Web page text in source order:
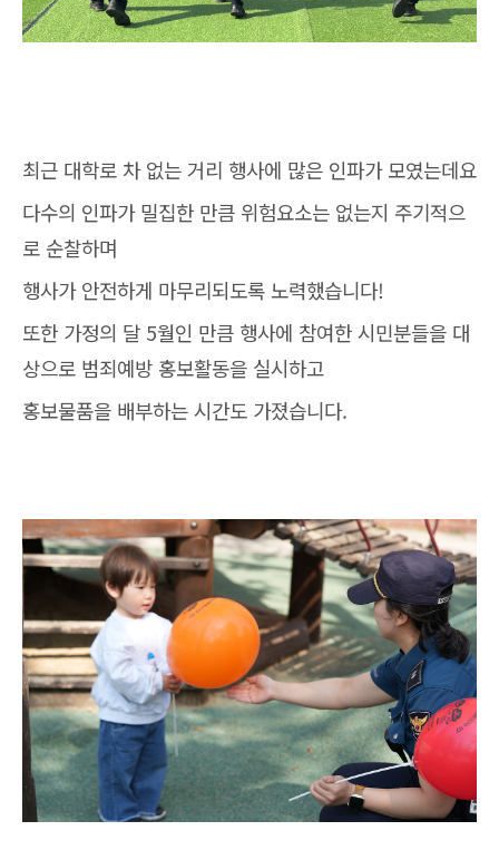
최근 대학로 차 없는 거리 행사에 많은 인파가 모였는데요
다수의 인파가 밀집한 만큼 위험요소는 없는지 주기적으
로 순찰하며
행사가 안전하게 마무리되도록 노력했습니다!
또한 가정의 달 5월인 만큼 행사에 참여한 시민분들을 대
상으로 범죄예방 홍보활동을 실시하고
홍보물품을 배부하는 시간도 가졌습니다.